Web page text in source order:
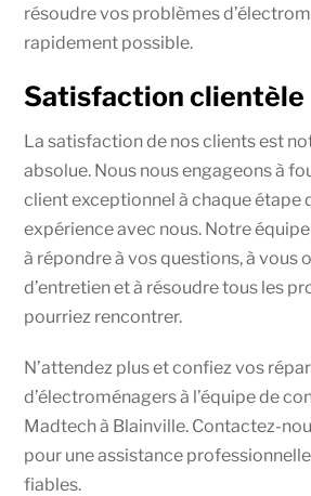
résoudre vos problèmes
rapidement possible.
Satisfaction clientèle
La satisfaction de nos clients est
absolue. Nous nous engageons à
client exceptionnel à chaque étape
expérience avec nous. Notre
à répondre à vos questions, à vous
d’entretien et à résoudre tous les
pourriez rencontrer.
N’attendez plus et confiez vos
d’électroménagers à l’équipe de
Madtech à Blainville. Contactez-
pour une assistance
fiables.